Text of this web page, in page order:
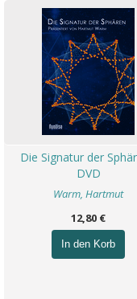
Die Signatur der
DVD
Warm, Hartmut
12,80 €
In den Korb